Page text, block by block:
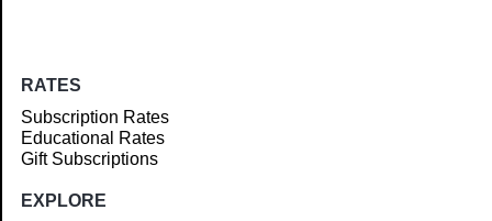
RATES
Subscription Rates
Educational Rates
Gift Subscriptions
EXPLORE